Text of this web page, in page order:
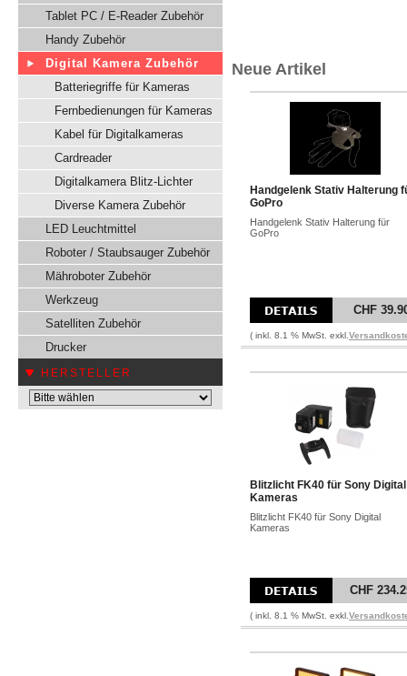
Tablet PC / E-Reader Zubehör
Handy Zubehör
Digital Kamera Zubehör
Batteriegriffe für Kameras
Fernbedienungen für Kameras
Kabel für Digitalkameras
Cardreader
Digitalkamera Blitz-Lichter
Diverse Kamera Zubehör
LED Leuchtmittel
Roboter / Staubsauger Zubehör
Mähroboter Zubehör
Werkzeug
Satelliten Zubehör
Drucker
HERSTELLER
Neue Artikel
Handgelenk Stativ Halterung
GoPro
Handgelenk Stativ Halterung für
GoPro
CHF
( inkl. 8.1 % MwSt. exkl.
Blitzlicht FK40 für Sony Digital
Kameras
Blitzlicht FK40 für Sony Digital
Kameras
CHF
( inkl. 8.1 % MwSt. exkl.